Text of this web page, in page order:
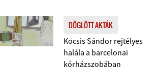
DÖGLÖTT AKTÁK
Kocsis Sándor rejtélyes
halála a barcelonai
kórházszobában